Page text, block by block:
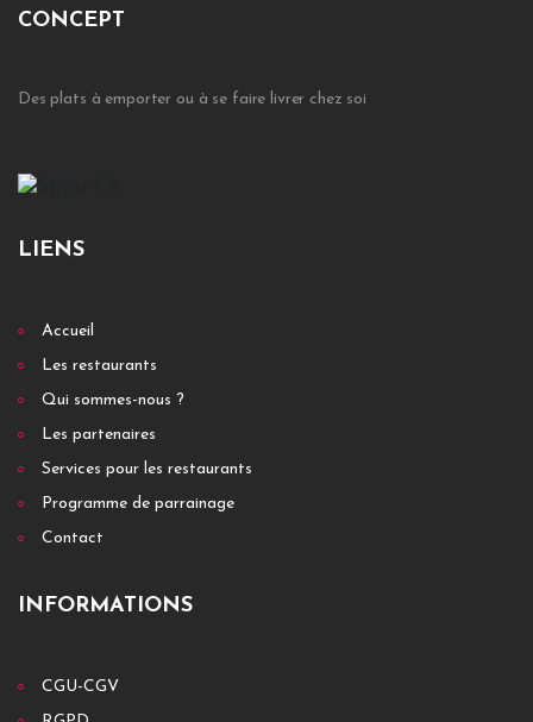
CONCEPT
Des plats à emporter ou à se faire livrer chez soi
LIENS
Accueil
Les restaurants
Qui sommes-nous ?
Les partenaires
Services pour les restaurants
Programme de parrainage
Contact
INFORMATIONS
CGU-CGV